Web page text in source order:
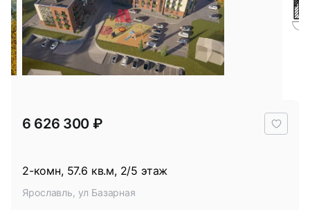
2-комн, 57.6 кв.м, 2/5 этаж
Ярославль, ул Базарная
6 626 300 ₽